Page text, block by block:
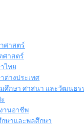
ศาสตร์
ศาสตร์
ไทย
ต่างประเทศ
ศึกษา ศาสนา และวัฒนธร
านอาชีพ
ษาและพลศึกษา